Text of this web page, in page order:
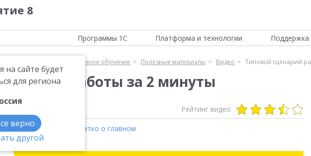
8
сайте будет
для региона
верно
другой
Программы 1С Платформа и технологии Поддержка
1С:Электронное обучение Полезные материалы Видео Типовой сценарий
работы за 2 минуты
Рейтинг видео
обучение Кратко о главном